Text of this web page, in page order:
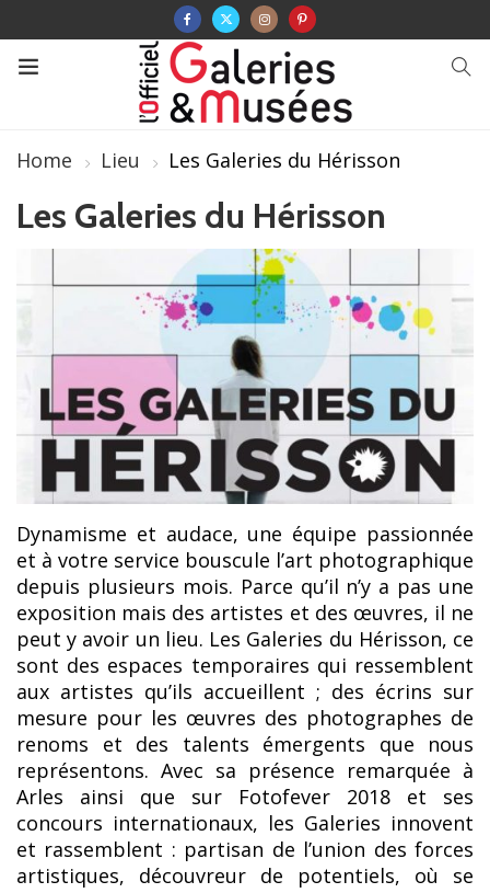
Home Lieu Les Galeries du Hérisson
Les Galeries du Hérisson
Dynamisme et audace, une équipe passionnée
et à votre service bouscule l’art photographique
depuis plusieurs mois. Parce qu’il n’y a pas une
exposition mais des artistes et des œuvres, il ne
peut y avoir un lieu. Les Galeries du Hérisson, ce
sont des espaces temporaires qui ressemblent
aux artistes qu’ils accueillent ; des écrins sur
mesure pour les œuvres des photographes de
renoms et des talents émergents que nous
représentons. Avec sa présence remarquée à
Arles ainsi que sur Fotofever 2018 et ses
concours internationaux, les Galeries innovent
et rassemblent : partisan de l’union des forces
artistiques, découvreur de potentiels, où se